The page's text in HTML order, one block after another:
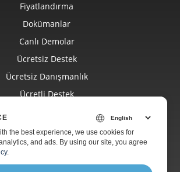
Fiyatlandırma
Dokümanlar
Canlı Demolar
Ücretsiz Destek
Ücretsiz Danışmanlık
Ücretli Destek
Blog
Hakkında
the best experience, we use cookies for
and ads. By using our site, you agree
.